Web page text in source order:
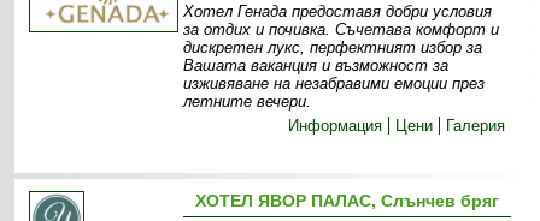
Хотел Генада предоставя добри условия
за отдих и почивка. Съчетава комфорт и
дискретен лукс, перфектният избор за
Вашата ваканция и възможност за
изживяване на незабравими емоции през
летните вечери.
Информация
Цени Галерия
ХОТЕЛ ЯВОР ПАЛАС, Слънчев бряг